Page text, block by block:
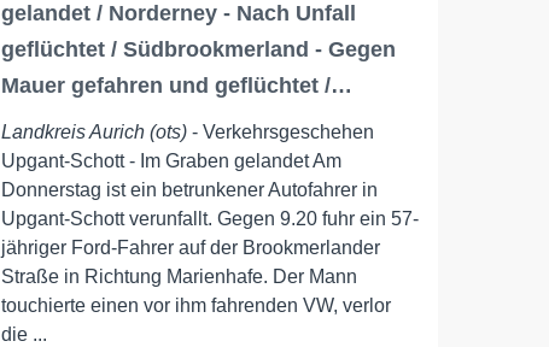
gelandet / Norderney - Nach Unfall
geflüchtet / Südbrookmerland - Gegen
Mauer gefahren und geflüchtet /…
Landkreis Aurich (ots) - Verkehrsgeschehen
Upgant-Schott - Im Graben gelandet Am
Donnerstag ist ein betrunkener Autofahrer in
Upgant-Schott verunfallt. Gegen 9.20 fuhr ein 57-
jähriger Ford-Fahrer auf der Brookmerlander
Straße in Richtung Marienhafe. Der Mann
touchierte einen vor ihm fahrenden VW, verlor
die ...